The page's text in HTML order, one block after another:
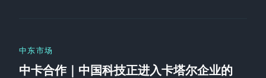
中东市场
中卡合作｜中国科技正进入卡塔尔企业的